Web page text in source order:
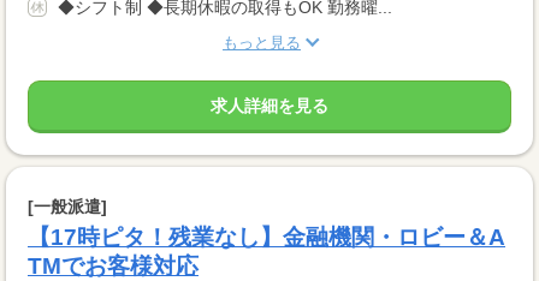
◆シフト制 ◆長期休暇の取得もOK 勤務曜...
もっと見る
求人詳細を見る
[一般派遣]
【17時ピタ！残業なし】金融機関・ロビー＆A
TMでお客様対応